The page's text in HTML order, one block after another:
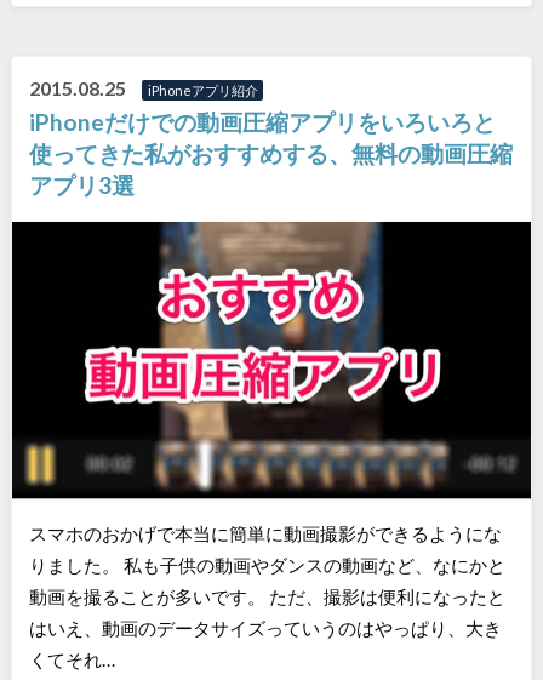
2015.08.25 iPhoneアプリ紹介
iPhoneだけでの動画圧縮アプリをいろいろと
使ってきた私がおすすめする、無料の動画圧縮
アプリ3選
スマホのおかげで本当に簡単に動画撮影ができるようにな
りました。 私も子供の動画やダンスの動画など、なにかと
動画を撮ることが多いです。 ただ、撮影は便利になったと
はいえ、動画のデータサイズっていうのはやっぱり、大き
くてそれ…